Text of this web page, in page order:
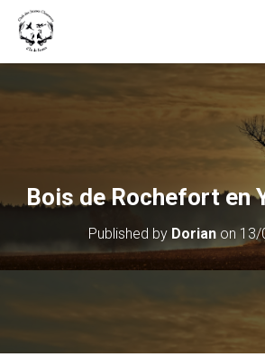
Bois de Rochefort en
Published by Dorian on 13/